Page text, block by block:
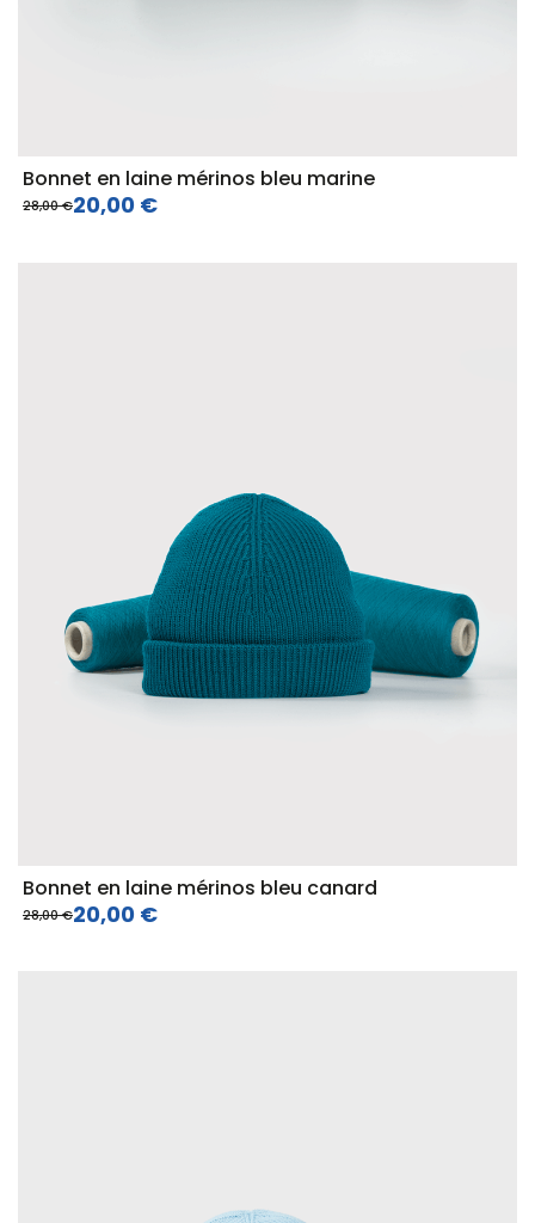
Bonnet en laine mérinos bleu marine
28,00 €20,00 €
Bonnet en laine mérinos bleu canard
28,00 €20,00 €